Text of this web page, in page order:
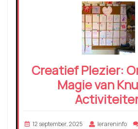
Creatief Plezier:
Magie van
12 september, 2025 lerareninfo